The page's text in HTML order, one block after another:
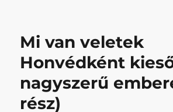
Mi van veletek
Honvédként
nagyszerű
rész)